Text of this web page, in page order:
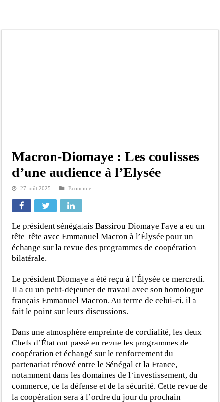
Macron-Diomaye : Les coulisses
d’une audience à l’Elysée
27 août 2025 Economie
Le président sénégalais Bassirou Diomaye Faye a eu un
tête–tête avec Emmanuel Macron à l’Élysée pour un
échange sur la revue des programmes de coopération
bilatérale.
Le président Diomaye a été reçu à l’Élysée ce mercredi.
Il a eu un petit-déjeuner de travail avec son homologue
français Emmanuel Macron. Au terme de celui-ci, il a
fait le point sur leurs discussions.
Dans une atmosphère empreinte de cordialité, les deux
Chefs d’État ont passé en revue les programmes de
coopération et échangé sur le renforcement du
partenariat rénové entre le Sénégal et la France,
notamment dans les domaines de l’investissement, du
commerce, de la défense et de la sécurité. Cette revue de
la coopération sera à l’ordre du jour du prochain